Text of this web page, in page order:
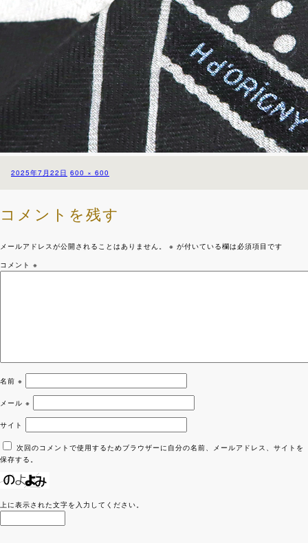
投
2025年7月22日 フ
イ
ズ
600 × 600
コメントを残す
メールアドレスが公開されることはありません。 ※ が付いている欄は必須項目です
コメント ※
名前 ※
メール ※
サイト
次回のコメントで使用するためブラウザーに自分の名前、メールアドレス、サイトを
保存する。
上に表示された文字を入力してください。